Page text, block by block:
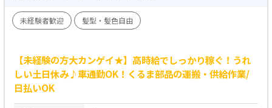
未経験者歓迎 髪型・髪色自由
【未経験の方大カンゲイ★】高時給でしっかり稼ぐ！うれ
しい土日休み♪車通勤OK！くるま部品の運搬・供給作業/
日払いOK